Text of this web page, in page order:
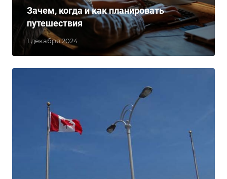
1 декабря 2024
Зачем, когда и как планировать
путешествия